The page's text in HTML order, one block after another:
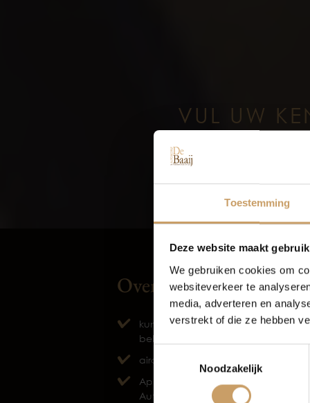
Toestemming
Deze website maakt
We gebruiken cookies om
websiteverkeer te
media, adverteren en
verstrekt of die ze hebben
Noodzakelijk
VUL UW
Overige
kunstlederen/stof
bekleding
airco automatisch
Apple Carplay/Android
Auto